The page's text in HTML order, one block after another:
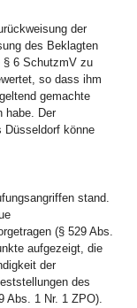
der
des Beklagten
§ 6 SchutzmV zu
so dass ihm
gemachte
habe. Der
Düsseldorf könne
stand.
(§ 529 Abs.
aufgezeigt, die
der
des
Abs. 1 Nr. 1 ZPO).